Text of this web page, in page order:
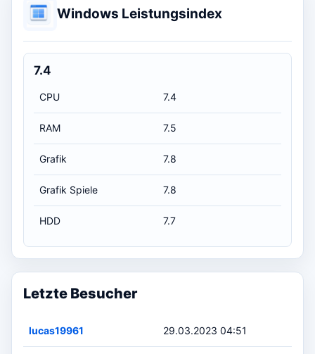
Windows Leistungsindex
7.4
CPU 7.4
RAM 7.5
Grafik 7.8
Grafik Spiele 7.8
HDD 7.7
Letzte Besucher
lucas19961 29.03.2023 04:51